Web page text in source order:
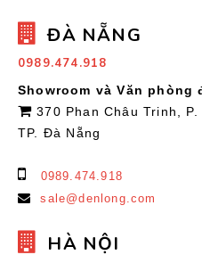
ĐÀ NẴNG
0989.474.918
Showroom và Văn phòng
370 Phan Châu Trinh,
TP. Đà Nẵng
0989.474.918
sale@denlong.com
HÀ NỘI